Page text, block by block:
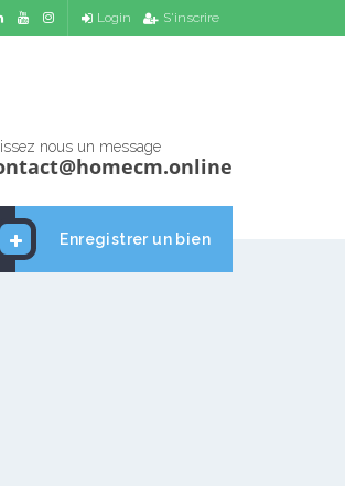
Login S'inscrire
nous un message
Enregistrer un bien